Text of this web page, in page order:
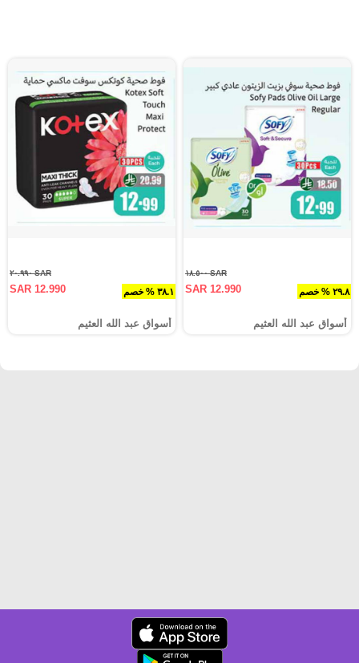
٢٩.٨ % خصم
SAR ١٨.٥٠٠
SAR 12.990
أسواق عبد الله العثيم
٣٨.١ % خصم
SAR ٢٠.٩٩٠
SAR 12.990
أسواق عبد الله العثيم